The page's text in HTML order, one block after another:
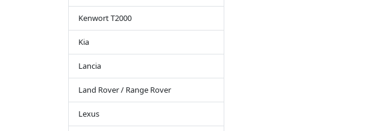
Kenwort T2000
Kia
Lancia
Land Rover / Range Rover
Lexus